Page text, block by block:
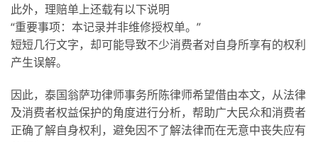
此外，理赔单上还载有以下说明
“重要事项：本记录并非维修授权单。”
短短几行文字，却可能导致不少消费者对自身所享有的权利
产生误解。
因此，泰国翁萨功律师事务所陈律师希望借由本文，从法律
及消费者权益保护的角度进行分析，帮助广大民众和消费者
正确了解自身权利，避免因不了解法律而在无意中丧失应有